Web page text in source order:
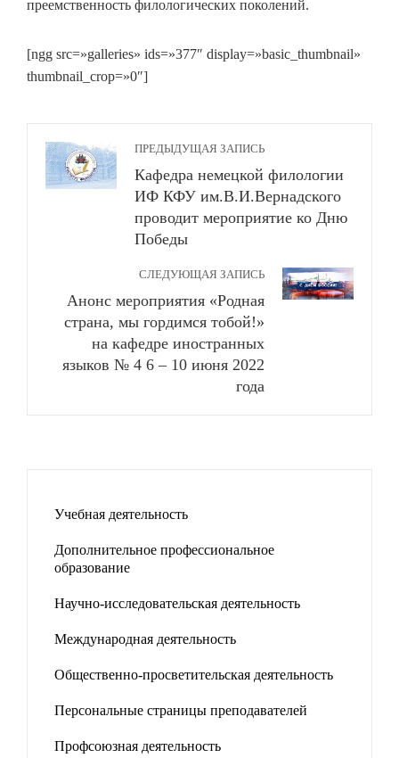
преемственность филологических поколений.
[ngg src=»galleries» ids=»377″ display=»basic_thumbnail»
thumbnail_crop=»0″]
ПРЕДЫДУЩАЯ ЗАПИСЬ
Кафедра немецкой филологии
ИФ КФУ им.В.И.Вернадского
проводит мероприятие ко Дню
Победы
СЛЕДУЮЩАЯ ЗАПИСЬ
Анонс мероприятия «Родная
страна, мы гордимся тобой!»
на кафедре иностранных
языков № 4 6 – 10 июня 2022
года
Учебная деятельность
Дополнительное профессиональное
образование
Научно-исследовательская деятельность
Международная деятельность
Общественно-просветительская деятельность
Персональные страницы преподавателей
Профсоюзная деятельность